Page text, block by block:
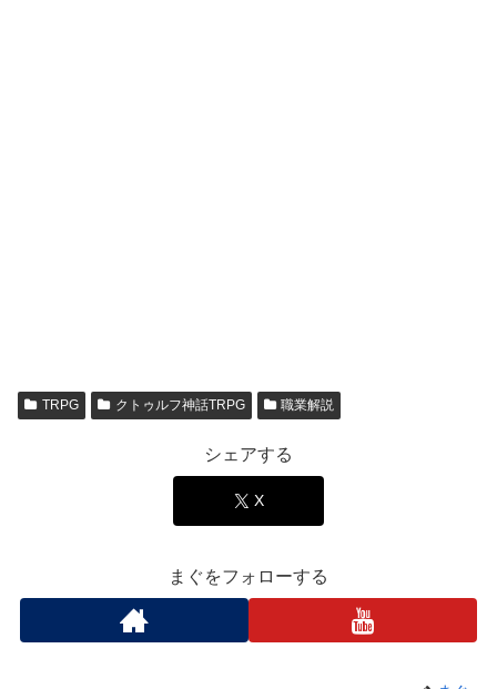
TRPG クトゥルフ神話TRPG 職業解説
シェアする
X
まぐをフォローする